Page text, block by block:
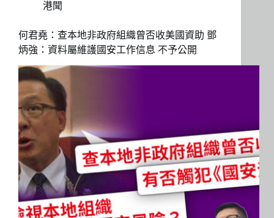
港聞
何君堯：查本地非政府組織曾否收美國資助 鄧
炳強：資料屬維護國安工作信息 不予公開